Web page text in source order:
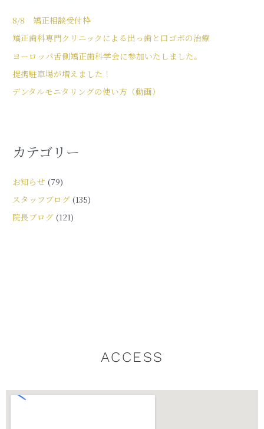
8/8 矯正相談受付枠
矯正歯科専門クリニックによる出っ歯と口ゴボの治療
ヨーロッパ舌側矯正歯科学会に参加いたしました。
提携駐車場が増えました！
デンタルモニタリングの使い方（動画）
カテゴリー
お知らせ (79)
スタッフブログ (135)
院長ブログ (121)
ACCESS